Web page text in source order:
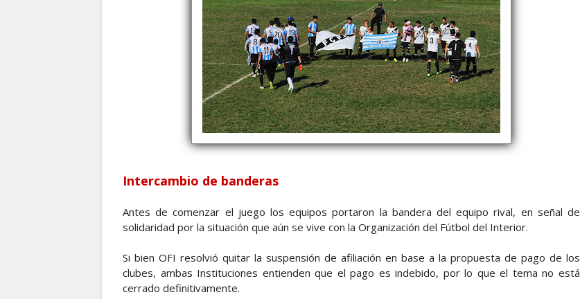
Intercambio de banderas
Antes de comenzar el juego los equipos portaron la bandera del equipo rival, en señal de
solidaridad por la situación que aún se vive con la Organización del Fútbol del Interior.
Si bien OFI resolvió quitar la suspensión de afiliación en base a la propuesta de pago de los
clubes, ambas Instituciones entienden que el pago es indebido, por lo que el tema no está
cerrado definitivamente.